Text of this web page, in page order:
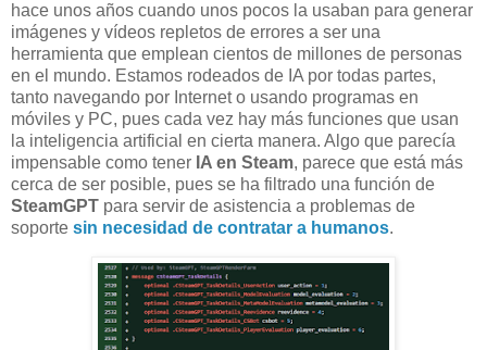
hace unos años cuando unos pocos la usaban para generar
imágenes y vídeos repletos de errores a ser una
herramienta que emplean cientos de millones de personas
en el mundo. Estamos rodeados de IA por todas partes,
tanto navegando por Internet o usando programas en
móviles y PC, pues cada vez hay más funciones que usan
la inteligencia artificial en cierta manera. Algo que parecía
impensable como tener IA en Steam, parece que está más
cerca de ser posible, pues se ha filtrado una función de
SteamGPT para servir de asistencia a problemas de
soporte sin necesidad de contratar a humanos.